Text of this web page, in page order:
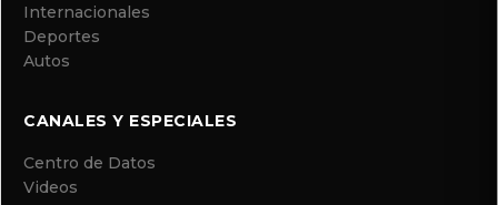
Internacionales
Deportes
Autos
CANALES Y ESPECIALES
Centro de Datos
Videos